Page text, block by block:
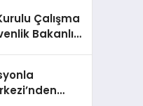
Çalışma
Bakanlığı